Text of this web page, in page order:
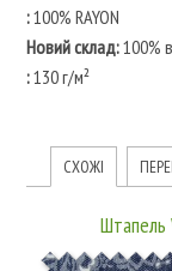
:100% RAYON
Новий склад:100%
:130 г/м²
СХОЖІ
Штапель